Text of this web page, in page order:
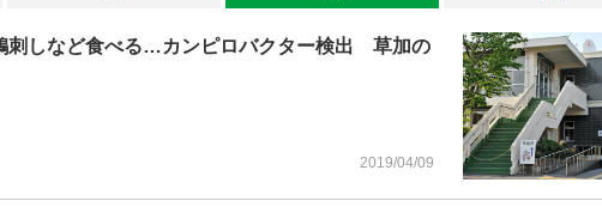
刺しなど食べる…カンピロバクター検出 草加の
2019/04/09